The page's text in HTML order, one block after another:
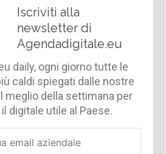
Iscriviti alla
newsletter di
Agendadigitale.eu
daily, ogni giorno tutte le
caldi spiegati dalle nostre
meglio della settimana per
digitale utile al Paese.